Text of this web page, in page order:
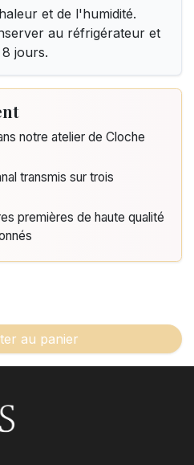
et de l'humidité.
au réfrigérateur et
jours.
notre atelier de Cloche
transmis sur trois
premières de haute qualité
au panier